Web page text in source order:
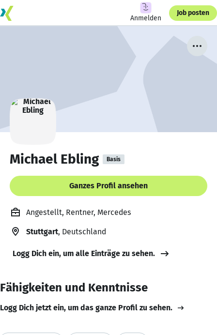
Anmelden
Job posten
Michael Ebling Basis
Ganzes Profil ansehen
Angestellt, Rentner, Mercedes
Stuttgart, Deutschland
Logg Dich ein, um alle Einträge zu sehen.
Fähigkeiten und Kenntnisse
Logg Dich jetzt ein, um das ganze Profil zu sehen.